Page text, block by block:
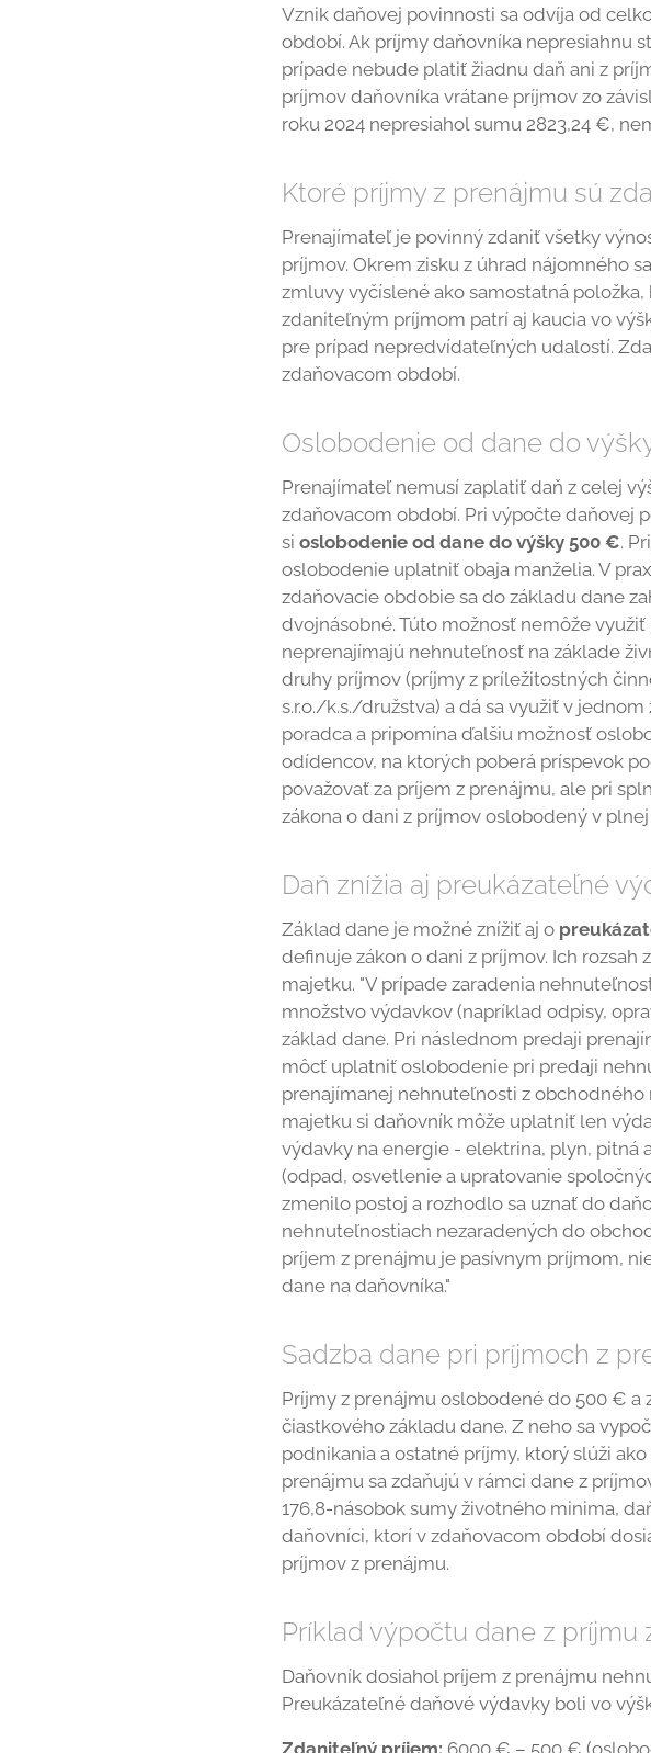
Vznik daňovej povinnosti sa odvíja od
období. Ak príjmy daňovníka nepresiahnu
prípade nebude platiť žiadnu daň ani z
príjmov daňovníka vrátane príjmov zo
roku 2024 nepresiahol sumu 2823,24 €,
Ktoré príjmy z prenájmu sú
Prenajímateľ je povinný zdaniť všetky
príjmov. Okrem zisku z úhrad nájomného
zmluvy vyčíslené ako samostatná
zdaniteľným príjmom patrí aj kaucia vo
pre prípad nepredvídateľných udalostí.
zdaňovacom období.
Oslobodenie od dane do
Prenajímateľ nemusí zaplatiť daň z celej
zdaňovacom období. Pri výpočte daňovej
si oslobodenie od dane do výšky 500 €.
oslobodenie uplatniť obaja manželia. V
zdaňovacie obdobie sa do základu dane
dvojnásobné. Túto možnosť nemôže
neprenajímajú nehnuteľnosť na základe
druhy príjmov (príjmy z príležitostných
s.r.o./k.s./družstva) a dá sa využiť v
poradca a pripomína ďalšiu možnosť
odídencov, na ktorých poberá príspevok
považovať za príjem z prenájmu, ale pri
zákona o dani z príjmov oslobodený v
Daň znížia aj preukázateľné
Základ dane je možné znížiť aj o
definuje zákon o dani z príjmov. Ich
majetku. "V prípade zaradenia
množstvo výdavkov (napríklad odpisy,
základ dane. Pri následnom predaji
môcť uplatniť oslobodenie pri predaji
prenajímanej nehnuteľnosti z
majetku si daňovník môže uplatniť len
výdavky na energie - elektrina, plyn, pitná
(odpad, osvetlenie a upratovanie
zmenilo postoj a rozhodlo sa uznať do
nehnuteľnostiach nezaradených do
príjem z prenájmu je pasívnym príjmom,
dane na daňovníka."
Sadzba dane pri príjmoch z
Príjmy z prenájmu oslobodené do 500 € a
čiastkového základu dane. Z neho sa
podnikania a ostatné príjmy, ktorý slúži
prenájmu sa zdaňujú v rámci dane z
176,8-násobok sumy životného minima,
daňovníci, ktorí v zdaňovacom období
príjmov z prenájmu.
Príklad výpočtu dane z príjmu
Daňovník dosiahol príjem z prenájmu
Preukázateľné daňové výdavky boli vo